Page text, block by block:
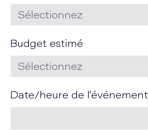
Budget estimé
Date/heure de l'événement